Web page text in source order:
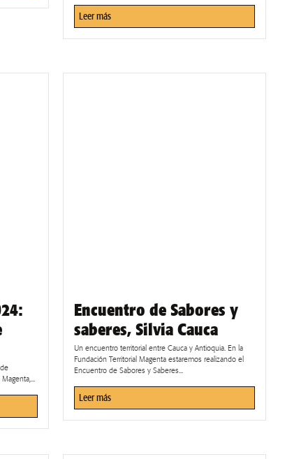
Leer más
Encuentro de Sabores y
saberes, Silvia Cauca
Un encuentro territorial entre Cauca y Antioquia. En la
Fundación Territorial Magenta estaremos realizando el
Encuentro de Sabores y Saberes...
Leer más